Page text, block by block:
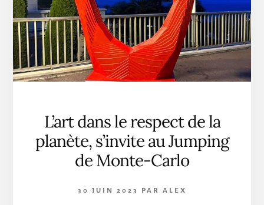
MONACO
2024
L’art dans le respect de la
planète, s’invite au Jumping
de Monte-Carlo
30 JUIN 2023 PAR ALEX